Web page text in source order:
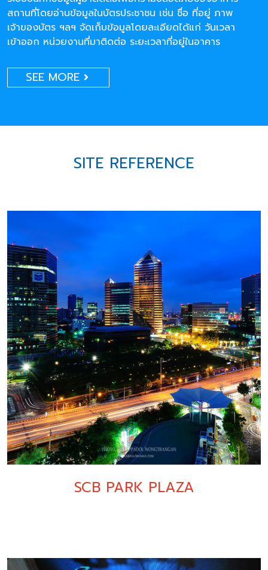
สถานที่โดยอ่านข้อมูลในบัตรประชาชน เช่น ชื่อ ที่อยู่ ภาพ
เจ้าของบัตร ฯลฯ จัดเก็บข้อมูลโดยละเอียดได้แก่ วันเวลา
เข้าออก หน่วยงานที่มาติดต่อ ระยะเวลาที่อยู่ในอาคาร
SEE MORE
SITE REFERENCE
SCB PARK PLAZA